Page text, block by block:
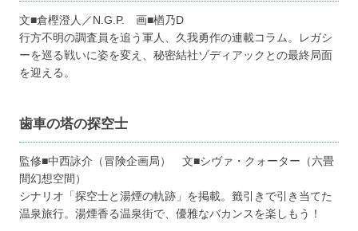
文■倉樫澄人／N.G.P. 画■楢乃D
行方不明の調査員を追う軍人、久我勇作の連載コラム。レガシ
ーを巡る戦いに姿を変え、秘密結社ゾディアックとの最終局面
を迎える。
歯車の塔の探空士
監修■中西詠介（冒険企画局） 文■シヴァ・クォーター（六畳
間幻想空間）
シナリオ「探空士と湯煙の軌跡」を掲載。籤引きで引き当てた
温泉旅行。湯煙香る温泉街で、優雅なバカンスを楽しもう！